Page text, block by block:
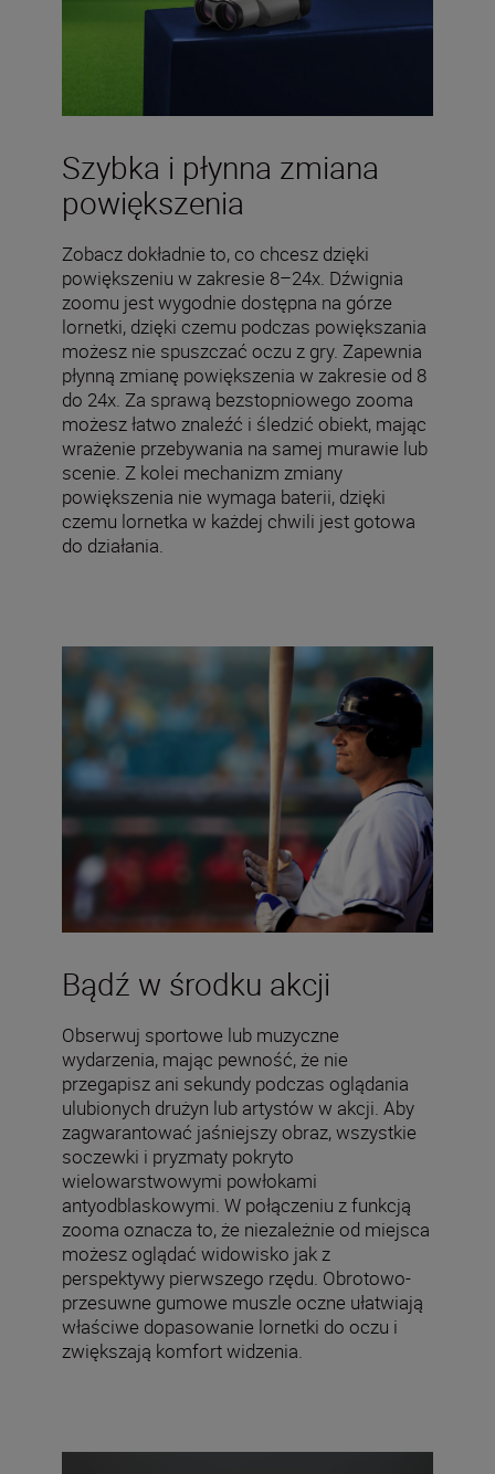
Szybka i płynna zmiana
powiększenia
Zobacz dokładnie to, co chcesz dzięki
powiększeniu w zakresie 8–24x. Dźwignia
zoomu jest wygodnie dostępna na górze
lornetki, dzięki czemu podczas powiększania
możesz nie spuszczać oczu z gry. Zapewnia
płynną zmianę powiększenia w zakresie od 8
do 24x. Za sprawą bezstopniowego zooma
możesz łatwo znaleźć i śledzić obiekt, mając
wrażenie przebywania na samej murawie lub
scenie. Z kolei mechanizm zmiany
powiększenia nie wymaga baterii, dzięki
czemu lornetka w każdej chwili jest gotowa
do działania.
Bądź w środku akcji
Obserwuj sportowe lub muzyczne
wydarzenia, mając pewność, że nie
przegapisz ani sekundy podczas oglądania
ulubionych drużyn lub artystów w akcji. Aby
zagwarantować jaśniejszy obraz, wszystkie
soczewki i pryzmaty pokryto
wielowarstwowymi powłokami
antyodblaskowymi. W połączeniu z funkcją
zooma oznacza to, że niezależnie od miejsca
możesz oglądać widowisko jak z
perspektywy pierwszego rzędu. Obrotowo-
przesuwne gumowe muszle oczne ułatwiają
właściwe dopasowanie lornetki do oczu i
zwiększają komfort widzenia.